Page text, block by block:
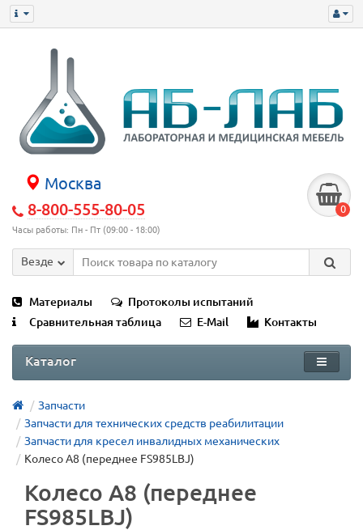
Москва
8-800-555-80-05
Часы работы: Пн - Пт (09:00 - 18:00)
0
Везде
Материалы
Протоколы испытаний
Сравнительная таблица
E-Mail Контакты
Каталог
Запчасти
Запчасти для технических средств реабилитации
Запчасти для кресел инвалидных механических
Колесо A8 (переднее FS985LBJ)
Колесо A8 (переднее
FS985LBJ)